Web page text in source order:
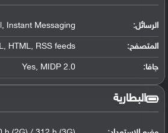
الرسائل: Instant Messaging
المتصفح: HTML, RSS feeds
جافا: Yes, MIDP 2.0
البطارية